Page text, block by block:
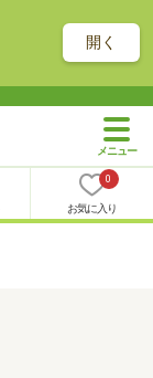
開く
0
お気に入り